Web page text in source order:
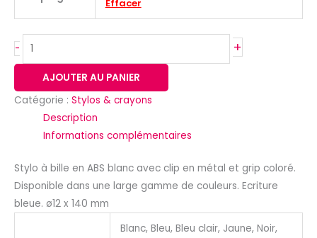
Effacer
- +
AJOUTER AU PANIER
Catégorie : Stylos & crayons
Description
Informations complémentaires
Stylo à bille en ABS blanc avec clip en métal et grip coloré.
Disponible dans une large gamme de couleurs. Ecriture
bleue. ø12 x 140 mm
Blanc, Bleu, Bleu clair, Jaune, Noir,